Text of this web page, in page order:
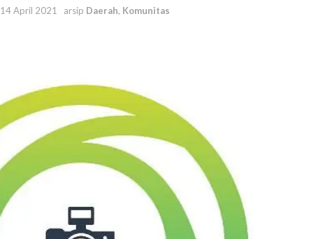
14 April 2021 arsip Daerah, Komunitas